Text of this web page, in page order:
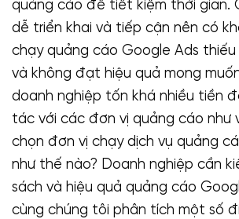
quảng cáo để tiết kiệm thời gian.
dễ triển khai và tiếp cận nên có
chạy quảng cáo Google Ads thiếu
và không đạt hiệu quả mong
doanh nghiệp tốn khá nhiều tiền
tác với các đơn vị quảng cáo như
chọn đơn vị chạy dịch vụ quảng
như thế nào? Doanh nghiệp cần
sách và hiệu quả quảng cáo
cùng chúng tôi phân tích một số